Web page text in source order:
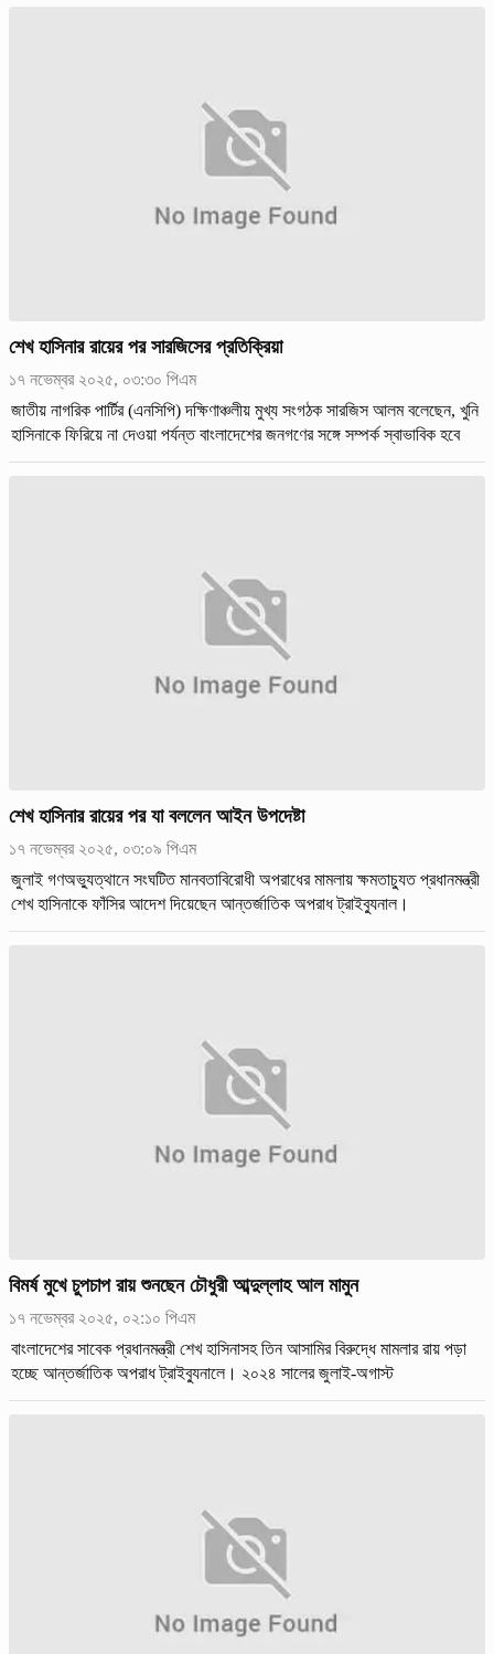
শেখ হাসিনার রায়ের পর সারজিসের প্রতিক্রিয়া
১৭ নভেম্বর ২০২৫, ০৩:৩০ পিএম
জাতীয় নাগরিক পার্টির (এনসিপি) দক্ষিণাঞ্চলীয় মুখ্য সংগঠক সারজিস আলম বলেছেন, খুনি
হাসিনাকে ফিরিয়ে না দেওয়া পর্যন্ত বাংলাদেশের জনগণের সঙ্গে সম্পর্ক স্বাভাবিক হবে
না।
শেখ হাসিনার রায়ের পর যা বললেন আইন উপদেষ্টা
১৭ নভেম্বর ২০২৫, ০৩:০৯ পিএম
জুলাই গণঅভ্যুত্থানে সংঘটিত মানবতাবিরোধী অপরাধের মামলায় ক্ষমতাচ্যুত প্রধানমন্ত্রী
শেখ হাসিনাকে ফাঁসির আদেশ দিয়েছেন আন্তর্জাতিক অপরাধ ট্রাইব্যুনাল।
বিমর্ষ মুখে চুপচাপ রায় শুনছেন চৌধুরী আব্দুল্লাহ আল মামুন
১৭ নভেম্বর ২০২৫, ০২:১০ পিএম
বাংলাদেশের সাবেক প্রধানমন্ত্রী শেখ হাসিনাসহ তিন আসামির বিরুদ্ধে মামলার রায় পড়া
হচ্ছে আন্তর্জাতিক অপরাধ ট্রাইব্যুনালে। ২০২৪ সালের জুলাই-অগাস্ট
গণঅভ্যুত্থানের সময় সংগঠিত